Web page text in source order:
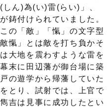
ん)為(い)雷(らい)」、
鋳付けられていました。
の「敵」「愾」の文字型
愾」とは敵を打ち負かそ
大地を震わすような雷を
末に田辺藩が御台場に築
の遊学から帰藩していた
とり、試射では、上官で
吉は見事に成功したとい